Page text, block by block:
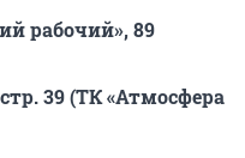
рабочий», 89
39 (ТК «Атмосфера